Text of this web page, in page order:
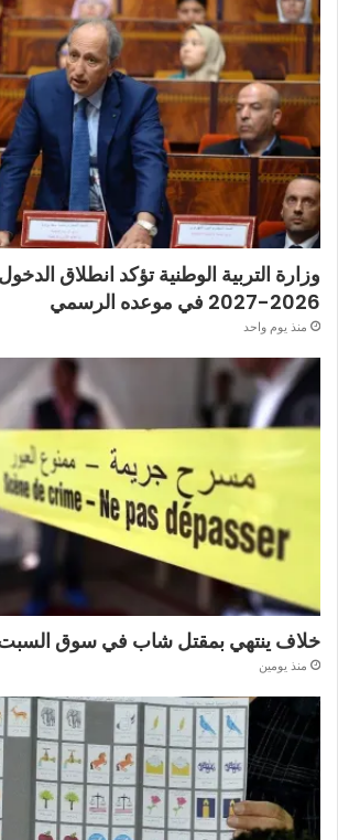
وزارة التربية الوطنية تؤكد انطلاق
2026-2027 في موعده الرسمي
منذ يوم واحد
خلاف ينتهي بمقتل شاب في سوق السبت
منذ يومين